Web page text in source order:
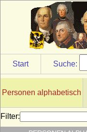
Start Suche:
Personen alphabetisch
Filter:
Otto von Wylich zu
* ?; + 04.06.1557
Otto W. von Windisch-
* 07.10.1873; + 25.12.1952
Otto Waldbott von
+ 1586
Otto Werner Waldbott
Reichsfreiherr
* 1636; + 1689
Otto Wilhelm Heinrich
* 09.07.1818; + 29.08.1855